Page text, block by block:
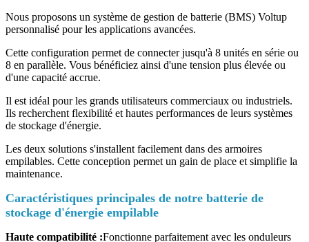
Nous proposons un système de gestion de batterie (BMS) Voltup
personnalisé pour les applications avancées.
Cette configuration permet de connecter jusqu'à 8 unités en série ou
8 en parallèle. Vous bénéficiez ainsi d'une tension plus élevée ou
d'une capacité accrue.
Il est idéal pour les grands utilisateurs commerciaux ou industriels.
Ils recherchent flexibilité et hautes performances de leurs systèmes
de stockage d'énergie.
Les deux solutions s'installent facilement dans des armoires
empilables. Cette conception permet un gain de place et simplifie la
maintenance.
Caractéristiques principales de notre batterie de
stockage d'énergie empilable
Haute compatibilité :Fonctionne parfaitement avec les onduleurs